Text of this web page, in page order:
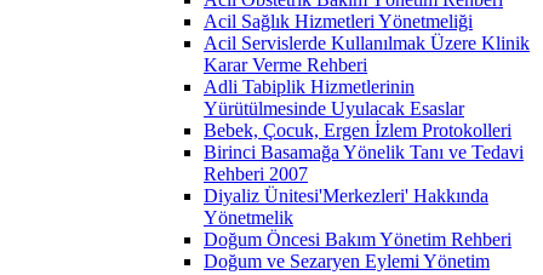
Acil Sağlık Hizmetleri Yönetmeliği
Acil Servislerde Kullanılmak Üzere Klinik
Karar Verme Rehberi
Adli Tabiplik Hizmetlerinin
Yürütülmesinde Uyulacak Esaslar
Bebek, Çocuk, Ergen İzlem Protokolleri
Birinci Basamağa Yönelik Tanı ve Tedavi
Rehberi 2007
Diyaliz Ünitesi'Merkezleri' Hakkında
Yönetmelik
Doğum Öncesi Bakım Yönetim Rehberi
Doğum ve Sezaryen Eylemi Yönetim